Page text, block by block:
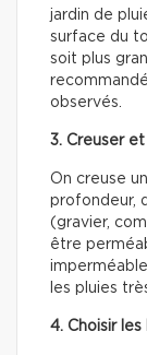
jardin de
surface du
soit plus
observés.
3. Creuser
On creuse
profondeur,
(gravier,
être
les pluies
4. Choisir